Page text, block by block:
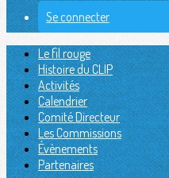
Se connecter
Le fil rouge
Histoire du CLIP
Activités
Calendrier
Comité Directeur
Les Commissions
Évènements
Partenaires